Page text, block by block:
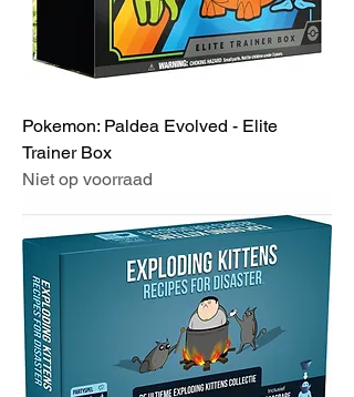
Pokemon: Paldea Evolved - Elite
Trainer Box
Niet op voorraad